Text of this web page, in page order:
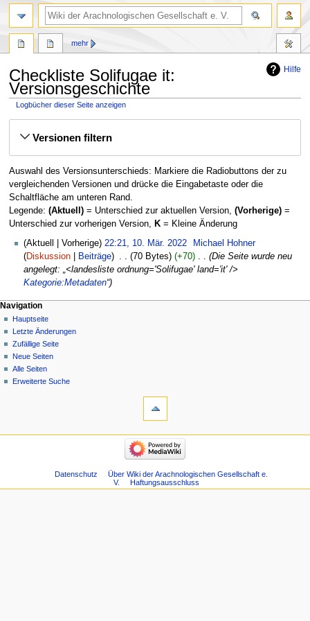
Hilfe
Checkliste Solifugae it:
Versionsgeschichte
Logbücher dieser Seite anzeigen
Navigation
SucheVersionen filtern
Auswahl des Versionsunterschieds: Markiere die Radiobuttons der zu
vergleichenden Versionen und drücke die Eingabetaste oder die
Schaltfläche am unteren Rand.
Legende: (Aktuell)= Unterschied zur aktuellen Version, (Vorherige)=
Unterschied zur vorherigen Version, K= Kleine Änderung
10.
März
2022
Aktuell Vorherige 22:21, 10. Mär. 2022
Michael Hohner
Diskussion
Beiträge 70 Bytes +70 ‎
Die Seite wurde neu
angelegt: „<landesliste ordnung='Solifugae' land='it' />
Kategorie:Metadaten“
mehr
Navigation
Hauptseite
Letzte Änderungen
Zufällige Seite
Neue Seiten
Alle Seiten
Erweiterte Suche
Datenschutz
Über Wiki der Arachnologischen Gesellschaft e.
V.
Haftungsausschluss